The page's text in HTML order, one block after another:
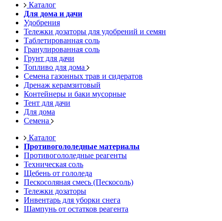
Каталог
Для дома и дачи
Удобрения
Тележки дозаторы для удобрений и семян
Таблетированная соль
Гранулированная соль
Грунт для дачи
Топливо для дома
Семена газонных трав и сидератов
Дренаж керамзитовый
Контейнеры и баки мусорные
Тент для дачи
Для дома
Семена
Каталог
Противогололедные материалы
Противогололедные реагенты
Техническая соль
Щебень от гололеда
Пескосоляная смесь (Пескосоль)
Тележки дозаторы
Инвентарь для уборки снега
Шампунь от остатков реагента